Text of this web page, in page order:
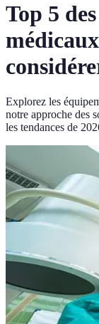
Top 5
Explorez les
notre approche des
les tendances de